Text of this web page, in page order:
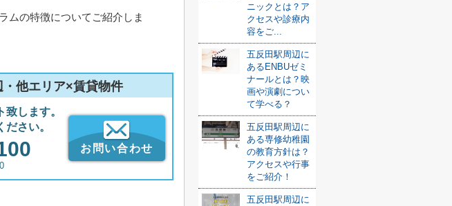
ムの特徴についてご紹介しま
他エリア×賃貸物件
します。
さい。
お問い合わせ
ニックとは？ア
クセスや診療内
容をご...
五反田駅周辺に
あるENBUゼミ
ナールとは？映
画や演劇につい
て学べる？
五反田駅周辺に
ある専修幼稚園
の教育方針は？
アクセスや行事
をご紹介！
五反田駅周辺に